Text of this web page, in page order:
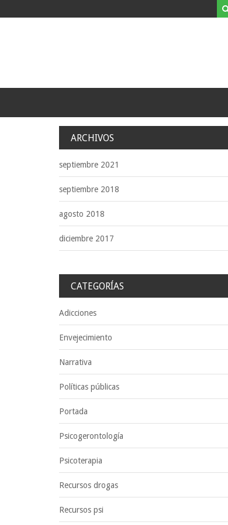
ARCHIVOS
septiembre 2021
septiembre 2018
agosto 2018
diciembre 2017
CATEGORÍAS
Adicciones
Envejecimiento
Narrativa
Políticas públicas
Portada
Psicogerontología
Psicoterapia
Recursos drogas
Recursos psi